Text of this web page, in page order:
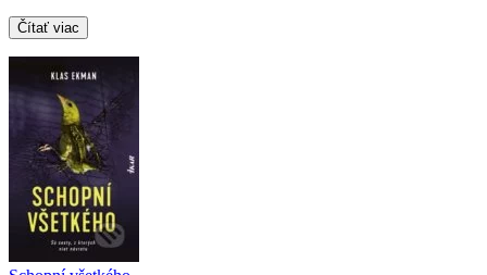
Čítať viac